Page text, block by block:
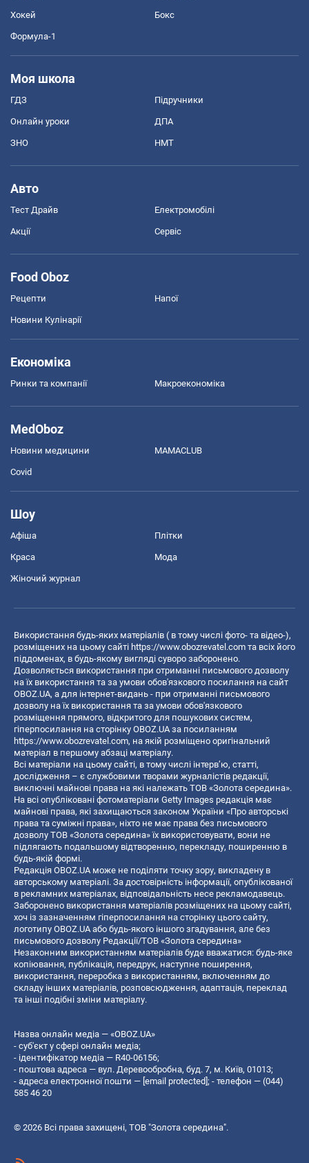
Хокей Бокс
Формула-1
Моя школа
ГДЗ Підручники
Онлайн уроки ДПА
ЗНО НМТ
Авто
Тест Драйв Електромобілі
Акції Сервіс
Food Oboz
Рецепти Напої
Новини Кулінарії
Економіка
Ринки та компанії Макроекономіка
MedOboz
Новини медицини MAMACLUB
Covid
Шоу
Афіша Плітки
Краса Мода
Жіночий журнал
Використання будь-яких матеріалів ( в тому числі фото- та відео-),
розміщених на цьому сайті https://www.obozrevatel.com та всіх його
піддоменах, в будь-якому вигляді суворо заборонено.
Дозволяється використання при отриманні письмового дозволу
на їх використання та за умови обов'язкового посилання на сайт
OBOZ.UA, а для інтернет-видань - при отриманні письмового
дозволу на їх використання та за умови обов'язкового
розміщення прямого, відкритого для пошукових систем,
гіперпосилання на сторінку OBOZ.UA за посиланням
https://www.obozrevatel.com, на якій розміщено оригінальний
матеріал в першому абзаці матеріалу.
Всі матеріали на цьому сайті, в тому числі інтерв’ю, статті,
дослідження – є службовими творами журналістів редакції,
виключні майнові права на які належать ТОВ «Золота середина».
На всі опубліковані фотоматеріали Getty Images редакція має
майнові права, які захищаються законом України «Про авторські
права та суміжні права», ніхто не має права без письмового
дозволу ТОВ «Золота середина» їх використовувати, вони не
підлягають подальшому відтворенню, перекладу, поширенню в
будь-якій формі.
Редакція OBOZ.UA може не поділяти точку зору, викладену в
авторському матеріалі. За достовірність інформації, опублікованої
в рекламних матеріалах, відповідальність несе рекламодавець.
Заборонено використання матеріалів розміщених на цьому сайті,
хоч із зазначенням гіперпосилання на сторінку цього сайту,
логотипу OBOZ.UA або будь-якого іншого згадування, але без
письмового дозволу Редакції/ТОВ «Золота середина»
Незаконним використанням матеріалів буде вважатися: будь-яке
копiювання, публiкацiя, передрук, наступне поширення,
використання, переробка з використанням, включенням до
складу інших матеріалів, розповсюдження, адаптація, переклад
та інші подібні зміни матеріалу.
Назва онлайн медіа — «OBOZ.UA»
- суб'єкт у сфері онлайн медіа;
- ідентифікатор медіа — R40-06156;
- поштова адреса — вул. Деревообробна, буд. 7, м. Київ, 01013;
- адреса електронної пошти — [email protected] ; - телефон — (044)
585 46 20
© 2026 Всі права захищені, ТОВ "Золота середина".